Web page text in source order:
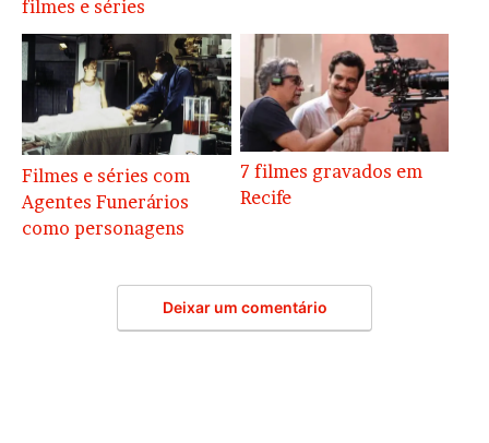
filmes e séries
Filmes e séries com
Agentes Funerários
como personagens
7 filmes gravados em
Recife
Deixar um comentário